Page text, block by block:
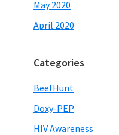
May 2020
April 2020
Categories
BeefHunt
Doxy-PEP
HIV Awareness